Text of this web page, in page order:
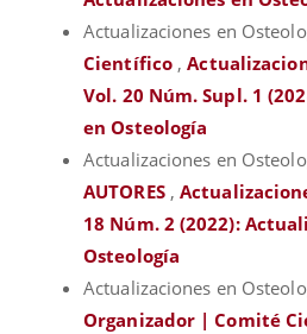
Actualizaciones en
Científico ,
Vol. 20 Núm. Supl. 1
en Osteología
Actualizaciones en
AUTORES ,
18 Núm. 2 (2022):
Osteología
Actualizaciones en
Organizador | Comité